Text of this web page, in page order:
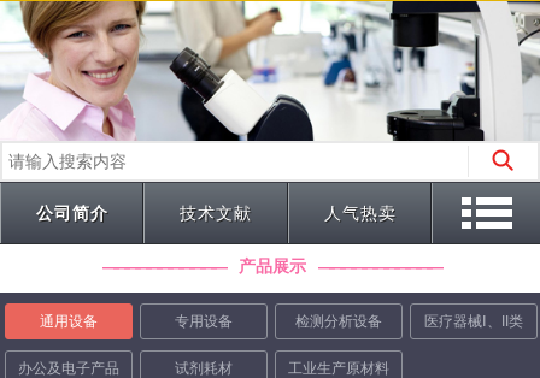
公司简介 技术文献 人气热卖
产品展示
通用设备 专用设备 检测分析设备 医疗器械Ⅰ、II类
办公及电子产品 试剂耗材 工业生产原材料